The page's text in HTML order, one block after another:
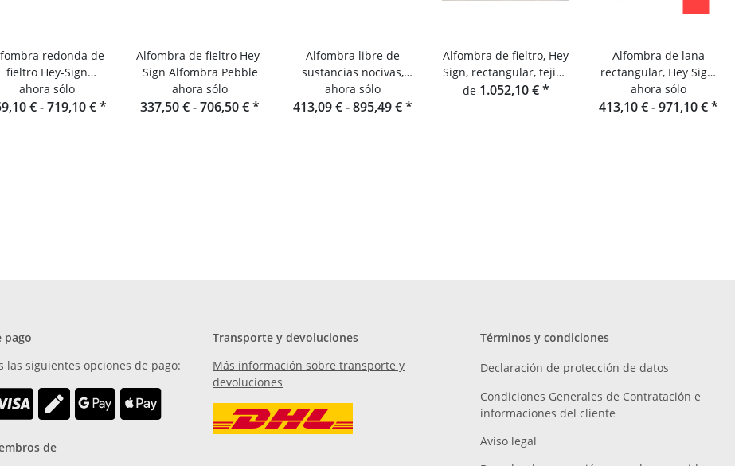
redonda de
fieltro Hey-Sign
Alfombra Slot
ahora sólo
€ -719,10 €*
Alfombra de fieltro Hey-
Sign Alfombra Pebble
ahora sólo
337,50 € -706,50 €*
Alfombra libre de
sustancias nocivas,
Hey-Sign Alfombra
Stone
ahora sólo
413,09 € -895,49 €*
Alfombra de fieltro, Hey
Sign, rectangular, tejido
de alfombra 10,
de 1.052,10 €*
Alfombra de lana
rectangular, Hey Sign,
alfombra oriental Alima
ahora sólo
413,10 € -971,10 €*
pago
las siguientes opciones de pago:
de
Transporte y devoluciones
Más información sobre transporte y
devoluciones
Términos y condiciones
Declaración de protección de datos
Condiciones Generales de Contratación e
informaciones del cliente
Aviso legal